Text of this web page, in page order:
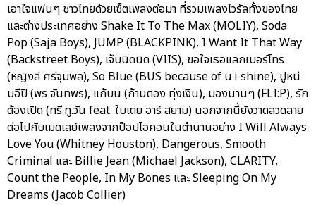
เอาใจแฟนๆ ชาวไทยด้วยเซ็ตเพลงต่อมา ที่รวมเพลงไวรัลทั้งของไทย
และต่างประเทศอย่าง Shake It To The Max (MOLIY), Soda
Pop (Saja Boys), JUMP (BLACKPINK), I Want It That Way
(Backstreet Boys), เจ็บนิดนิด (VIIS), ขอใจเธอแลกเบอร์โทร
(หญิงลี ศรีจุมพล), So Blue (BUS because of u i shine), ปูหนี
บอีปิ (พร จันทพร), แก้บน (ก้านตอง ทุ่งเงิน), มองนานๆ (FLI:P), รัก
ต้องเปิด (ทรี.ทู.วัน feat. ใบเตย อาร์ สยาม) นอกจากนี้ยังวาดลวดลาย
ต่อไปกับเมดเลย์เพลงจากป็อปไอคอนในตำนานอย่าง I Will Always
Love You (Whitney Houston), Dangerous, Smooth
Criminal และ Billie Jean (Michael Jackson), CLARITY,
Count the People, In My Bones และ Sleeping On My
Dreams (Jacob Collier)